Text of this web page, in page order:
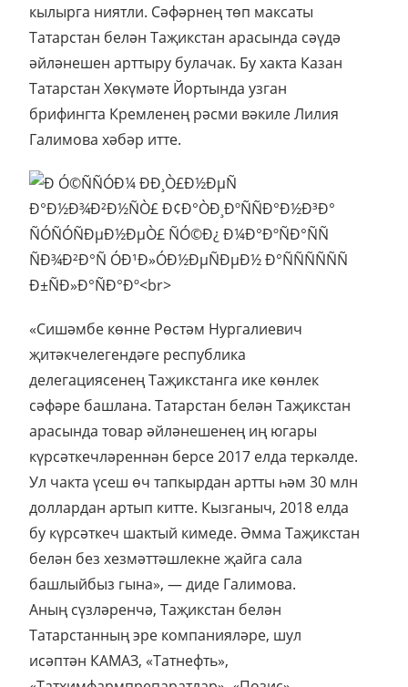
кылырга ниятли. Сәфәрнең төп максаты
Татарстан белән Таҗикстан арасында сәүдә
әйләнешен арттыру булачак. Бу хакта Казан
Татарстан Хөкүмәте Йортында узган
брифингта Кремленең рәсми вәкиле Лилия
Галимова хәбәр итте.
«Сишәмбе көнне Рөстәм Нургалиевич
җитәкчелегендәге республика
делегациясенең Таҗикстанга ике көнлек
сәфәре башлана. Татарстан белән Таҗикстан
арасында товар әйләнешенең иң югары
күрсәткечләреннән берсе 2017 елда теркәлде.
Ул чакта үсеш өч тапкырдан артты һәм 30 млн
доллардан артып китте. Кызганыч, 2018 елда
бу күрсәткеч шактый кимеде. Әмма Таҗикстан
белән без хезмәттәшлекне җайга сала
башлыйбыз гына», — диде Галимова.
Аның сүзләренчә, Таҗикстан белән
Татарстанның эре компанияләре, шул
исәптән КАМАЗ, «Татнефть»,